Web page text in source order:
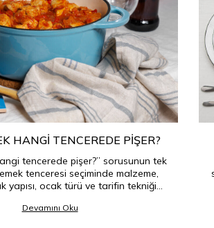
HANGI TENCEREDE PIŞER?
tencerede pişer?” sorusunun tek
tenceresi seçiminde malzeme,
yapısı, ocak türü ve tarifin tekniği
Devamını Oku